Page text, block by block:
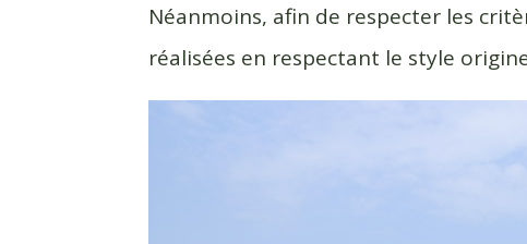
Néanmoins, afin de respecter les
réalisées en respectant le style